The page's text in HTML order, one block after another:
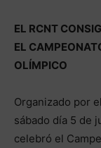
EL RCNT
EL
OLÍMPICO
Organizado por
sábado día 5 de
celebró el